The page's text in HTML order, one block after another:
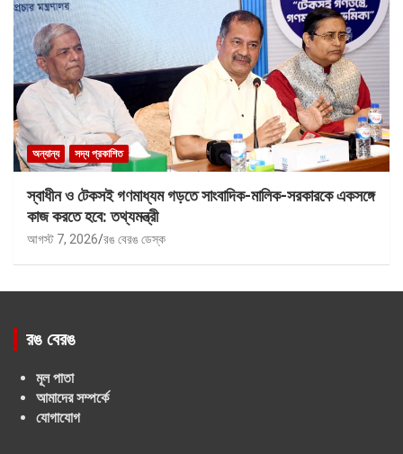
অন্যান্য সদ্য প্রকাশিত
স্বাধীন ও টেকসই গণমাধ্যম গড়তে সাংবাদিক-মালিক-সরকারকে একসঙ্গে
কাজ করতে হবে: তথ্যমন্ত্রী
আগস্ট 7, 2026 রঙ বেরঙ ডেস্ক
রঙ বেরঙ
মূল পাতা
আমাদের সম্পর্কে
যোগাযোগ